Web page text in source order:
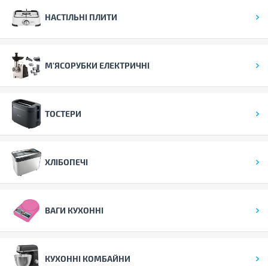
НАСТІЛЬНІ ПЛИТИ
М'ЯСОРУБКИ ЕЛЕКТРИЧНІ
ТОСТЕРИ
ХЛІБОПЕЧІ
ВАГИ КУХОННІ
КУХОННІ КОМБАЙНИ